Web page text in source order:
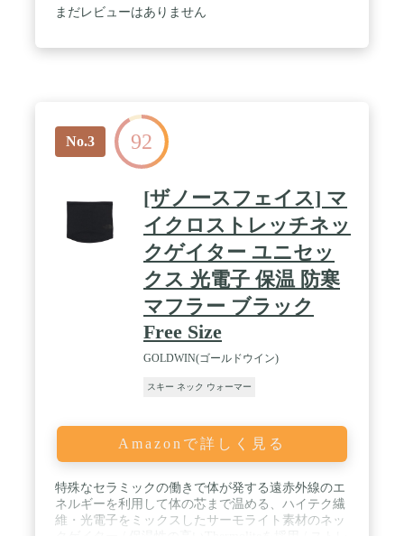
れた触り心地のよいソフトタッチ フリース素材で
鼻までしっかりとカバー、外気を通さないことで高
い防寒性で暖かさをキープします。肌触りの良い柔
らかい生地のフリース素材で保温効果が高く装着初
期にも冷たさを感じません。程よいフィット感で圧
迫感が少ないので肩がこらず快適な付け心地です。
ゆったりとした大判フードはインナーのキャップ、
ワッチ、ニット帽をかぶっていたりスキーやスノボ
でゴーグルを着用した状態でも窮屈に感じません。
/ アウトドア・レジャー、キャンプ、自転車・サイ
クリング・クロスバイク・BMX、登山・トレッキン
グ、ハイキング、アルパイン クライミング、キャン
プ・バーベキュー、スキー・スノーボード (スノ
ボ)・ウィンタースポーツ、雪かき・除雪作業、釣
り・フィッシング、狩猟、ジョギング・屋外スポー
影、イベント、寒冷地 旅行・トラベル、野外スポー
ツ観戦、防災 装備、日よけ・UV カット・紫外線 ケ
頭からすっぽりと被って着用するタイプですので、
運動、エクササイズ・ワークアウト、屋外DIY、現
場作業 など体を動かすようなシーンでもマフラーや
ストール・スカーフ・シュマグの様に緩くなった
り、解けたりする心配はありません。簡単、気楽に
着用頂けます。 / ※サイズ；フリーサイズ 平
置き寸法 (約)：58㎝(全長) × 34㎝ (ヨコ) ※素
まだレビューはありません
No.3 92
[ザノースフェイス] マ
イクロストレッチネッ
クゲイター ユニセッ
クス 光電子 保温 防寒
マフラー ブラック
Free Size
GOLDWIN(ゴールドウイン)
スキー ネック ウォーマー
Amazonで詳しく見る
特殊なセラミックの働きで体が発する遠赤外線のエ
ネルギーを利用して体の芯まで温める、ハイテク繊
維・光電子をミックスしたサーモライト素材のネッ